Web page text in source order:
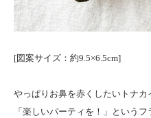
[図案サイズ：約9.5×6.5cm]
やっぱりお鼻を赤くしたいトナカ
「楽しいパーティを！」という